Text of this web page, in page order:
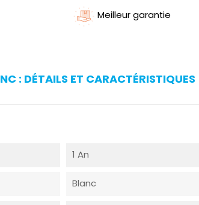
Meilleur garantie
: DÉTAILS ET CARACTÉRISTIQUES
1 An
Blanc